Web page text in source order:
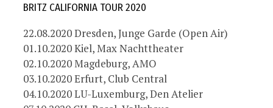
BRITZ CALIFORNIA TOUR 2020
22.08.2020 Dresden, Junge Garde (Open Air)
01.10.2020 Kiel, Max Nachttheater
02.10.2020 Magdeburg, AMO
03.10.2020 Erfurt, Club Central
04.10.2020 LU-Luxemburg, Den Atelier